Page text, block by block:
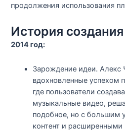
продолжения использования
История создания
2014 год:
Зарождение идеи. Алекс
вдохновленные успехом
где пользователи
музыкальные видео,
подобное, но с большим
контент и